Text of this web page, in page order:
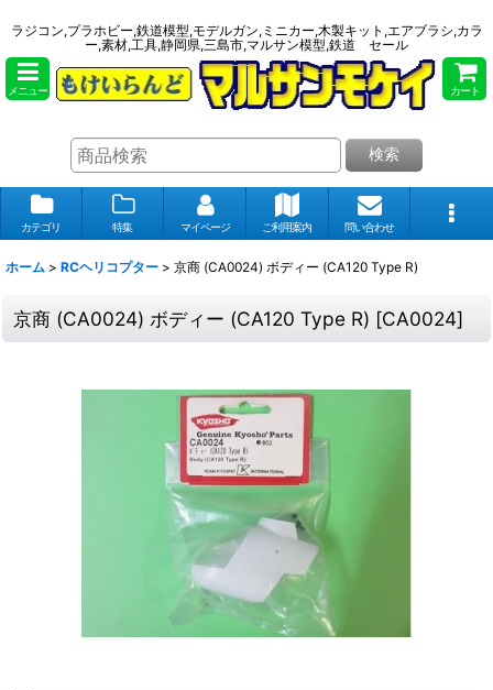
ラジコン,プラホビー,鉄道模型,モデルガン,ミニカー,木製キット,エアブラシ,カラ
ー,素材,工具,静岡県,三島市,マルサン模型,鉄道 セール
メニュー カート
検索
カテゴリ 特集 マイページ ご利用案内 問い合わせ
ホーム > RCヘリコプター > 京商 (CA0024) ボディー (CA120 Type R)
京商 (CA0024) ボディー (CA120 Type R) [CA0024]